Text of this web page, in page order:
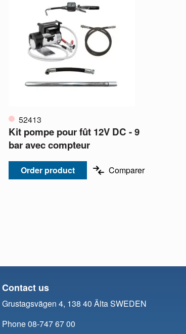
52413
Kit pompe pour fût 12V DC - 9
bar avec compteur
Order product Comparer
Contact us
Grustagsvägen 4, 138 40 Älta SWEDEN
Phone 08-747 67 00